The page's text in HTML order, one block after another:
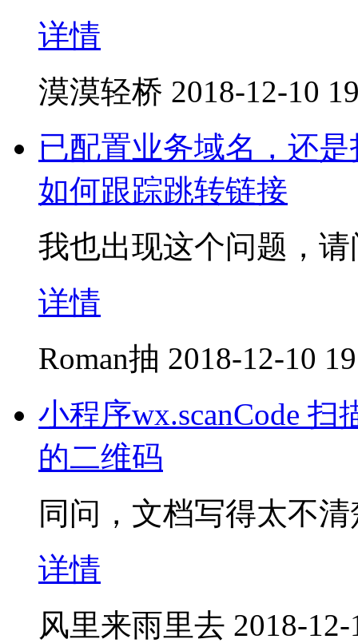
详情
漠漠轻桥 2018-12-10
已配置业务域名，还
如何跟踪跳转链接
我也出现这个问题，
详情
Roman抽 2018-12-10
小程序wx.scanCode 扫
的二维码
同问，文档写得太不清
详情
风里来雨里去 2018-